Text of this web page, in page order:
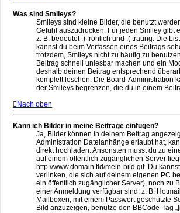
Was sind Smileys?
Smileys sind kleine Bilder, die benutzt
Gefühl auszudrücken. Für jeden Smiley gibt
z. B. bedeutet :) fröhlich und :( traurig. Die
kannst du beim Verfassen eines Beitrags
trotzdem, Smileys nicht zu häufig zu
Beitrag schnell unlesbar machen und ein
deshalb deinen Beitrag entsprechend
komplett löschen. Die Board-Administration
der Smileys begrenzen, die du in einem
Nach oben
Kann ich Bilder in meine Beiträge einfügen?
Ja, Bilder können in deinem Beitrag
Administration Dateianhänge erlaubt hat,
direkt hochladen. Ansonsten musst du zu
auf einem öffentlich zugänglichen Server
http://www.domain.tld/mein-bild.gif. Du
verlinken, die sich auf deinem eigenen PC
ein öffentlich zugänglicher Server), noch zu
einer Anmeldung verfügbar sind, z. B.
Mailboxen, mit einem Passwort geschützte
Bild anzuzeigen, benutze den BBCode-Tag